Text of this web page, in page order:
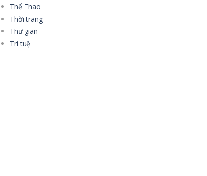
Thể Thao
Thời trang
Thư giãn
Trí tuệ